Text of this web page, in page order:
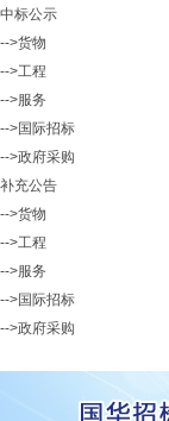
中标公示
-->货物
-->工程
-->服务
-->国际招标
-->政府采购
补充公告
-->货物
-->工程
-->服务
-->国际招标
-->政府采购